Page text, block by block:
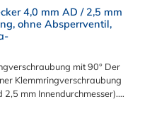
4,0 mm AD / 2,5 mm
ohne Absperrventil,
mit 90° Der
Klemmringverschraubung
2,5 mm Innendurchmesser).